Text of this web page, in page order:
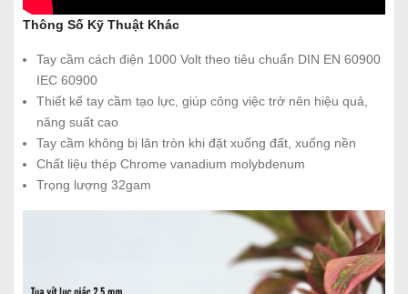
Thông Số Kỹ Thuật Khác
Tay cầm cách điện 1000 Volt theo tiêu chuẩn DIN EN 60900
IEC 60900
Thiết kế tay cầm tạo lực, giúp công việc trở nên hiệu quả,
năng suất cao
Tay cầm không bị lăn tròn khi đặt xuống đất, xuống nền
Chất liệu thép Chrome vanadium molybdenum
Trọng lượng 32gam